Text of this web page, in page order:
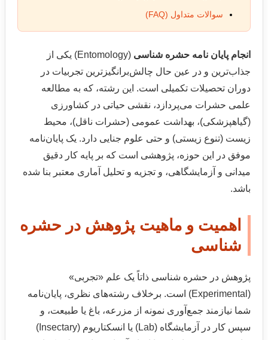
سوالات متداول (FAQ)
انجام پایان نامه حشره شناسی
(Entomology) یکی از
جذاب‌ترین و در عین حال چالش‌برانگیزترین تجربیات در
دوران تحصیلات تکمیلی است. این رشته، که به مطالعه
علمی حشرات می‌پردازد، نقشی حیاتی در کشاورزی
(گیاهپزشکی)، بهداشت عمومی (حشرات ناقل)، محیط
زیست (تنوع زیستی) و حتی علوم جنایی دارد. یک پایان‌نامه
موفق در این حوزه، پژوهشی است که بر پایه کار دقیق
میدانی و آزمایشگاهی، و تجزیه و تحلیل آماری معتبر بنا شده
باشد.
اهمیت و ماهیت پژوهش در حشره
شناسی
پژوهش در حشره شناسی ذاتاً یک علم «تجربی»
(Experimental) است. برخلاف رشته‌های نظری، پایان‌نامه
شما نیازمند جمع‌آوری نمونه از مزرعه، باغ یا طبیعت، و
سپس کار در آزمایشگاه (Lab) یا انسکتاریوم (Insectary)